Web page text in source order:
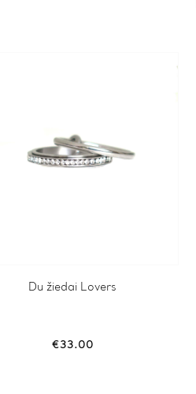
Du žiedai Lovers
€33.00